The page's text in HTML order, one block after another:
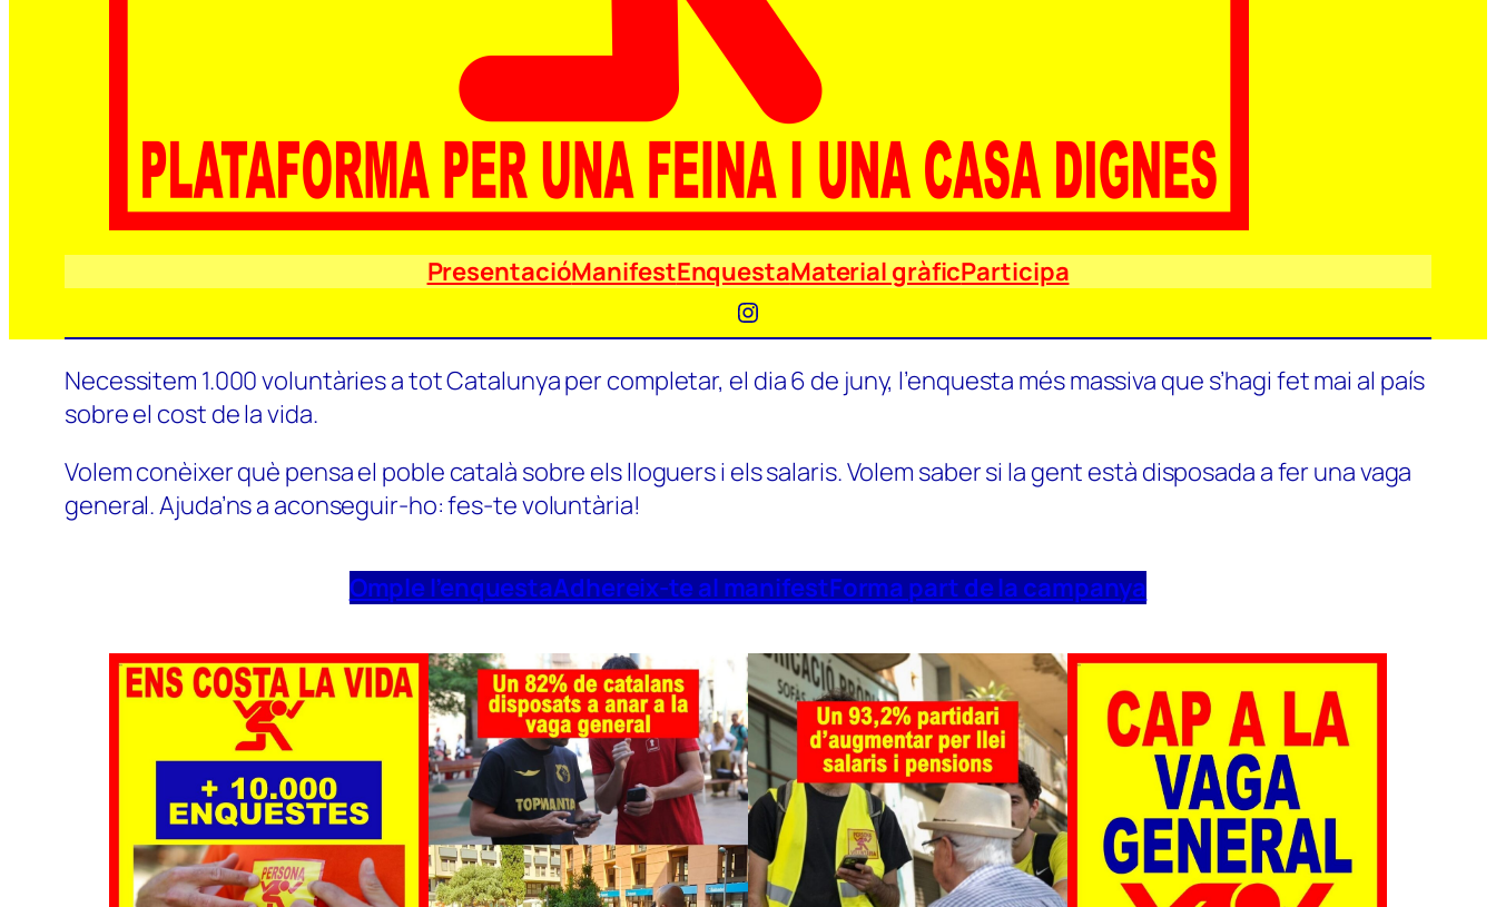
PresentacióManifestEnquestaMaterial gràficParticipa
Instagram
Necessitem 1.000 voluntàries a tot Catalunya per completar, el dia 6 de juny, l’enquesta més massiva que s’hagi fet mai al país
sobre el cost de la vida.
Volem conèixer què pensa el poble català sobre els lloguers i els salaris. Volem saber si la gent està disposada a fer una vaga
general. Ajuda’ns a aconseguir-ho: fes-te voluntària!
Omple l’enquestaAdhereix-te al manifestForma part de la campanya